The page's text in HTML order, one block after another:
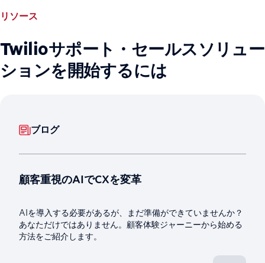
リソース
Twilioサポート・セールスソリュー
ションを開始するには
ブログ
顧客重視のAIでCXを変革
AIを導入する必要があるが、まだ準備ができていませんか？
あなただけではありません。顧客体験ジャーニーから始める
方法をご紹介します。